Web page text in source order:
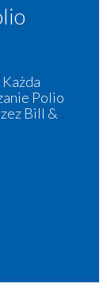
Polio
Bill &